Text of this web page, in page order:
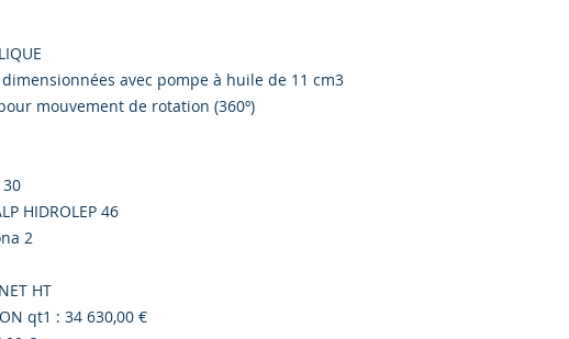
avec pompe à huile de 11 cm3
mouvement de rotation (360º)
HIDROLEP 46
2
HT
qt1 : 34 630,00 €